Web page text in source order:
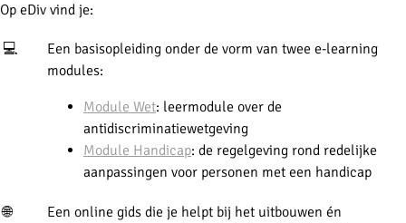
Op eDiv vind je:
💻
Een basisopleiding onder de vorm van twee e-learning
modules:
Module Wet: leermodule over de
antidiscriminatiewetgeving
Module Handicap: de regelgeving rond redelijke
aanpassingen voor personen met een handicap
🌐
Een online gids die je helpt bij het uitbouwen én